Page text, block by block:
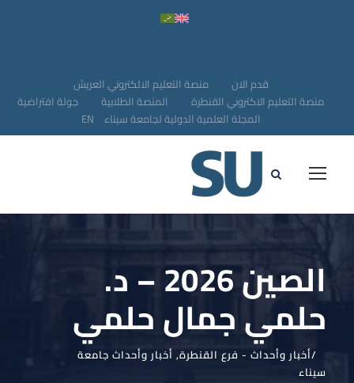
قدم الان
منصة التعليم الالكتروني العريش
منصة التعليم الاكتروني القنطرة
المنصة الطلابية
جولة افتراضية
المجلة العلمية الدولية لجامعة سيناء EN
الصين 2026 – د.
حلمي جمال حلمي
أخبار وأحداث - فرع القنطرة, أخبار وأحداث جامعة
سيناء